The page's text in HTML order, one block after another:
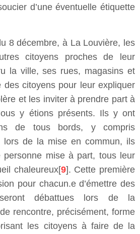
d’une éventuelle étiquette
8 décembre, à La Louvière, les
citoyens proches de leur
la ville, ses rues, magasins et
des citoyens pour leur expliquer
et les inviter à prendre part à
y étions présents. Ils y ont
de tous bords, y compris
lors de la mise en commun, ils
personne mise à part, tous leur
chaleureux[9]. Cette première
pour chacun.e d’émettre des
débattues lors de la
rencontre, précisément, forme
les citoyens à faire de la